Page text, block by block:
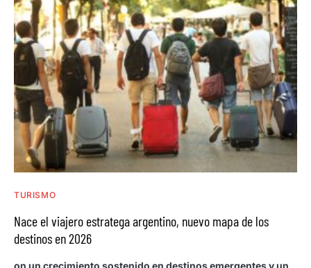
TURISMO
Nace el viajero estratega argentino, nuevo mapa de los
destinos en 2026